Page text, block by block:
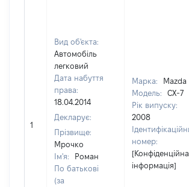
1
Вид об'єкта:
Автомобіль
легковий
Дата набуття
права:
18.04.2014
Декларує:
Прізвище:
Мрочко
Ім'я:
Роман
По батькові
(за
Марка:
Mazda
Модель:
CX-7
Рік випуску:
2008
номер:
[Конфіденційна
інформація]